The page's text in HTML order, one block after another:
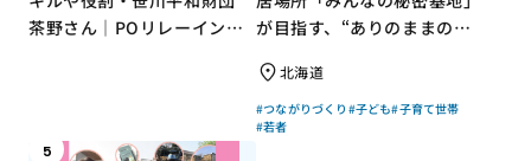
茶野さん｜POリレーインタ が目指す、“ありのままの自
ィづくり
北海道
#つながりづくり #子ども#子育て世帯
#若者
5